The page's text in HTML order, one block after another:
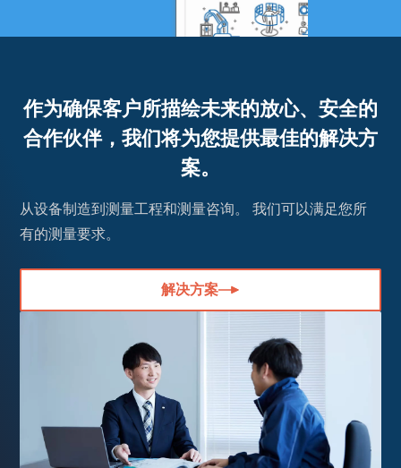
作为确保客户所描绘未来的放心、安全的
合作伙伴，我们将为您提供最佳的解决方
案。
从设备制造到测量工程和测量咨询。 我们可以满足您所
有的测量要求。
解决方案